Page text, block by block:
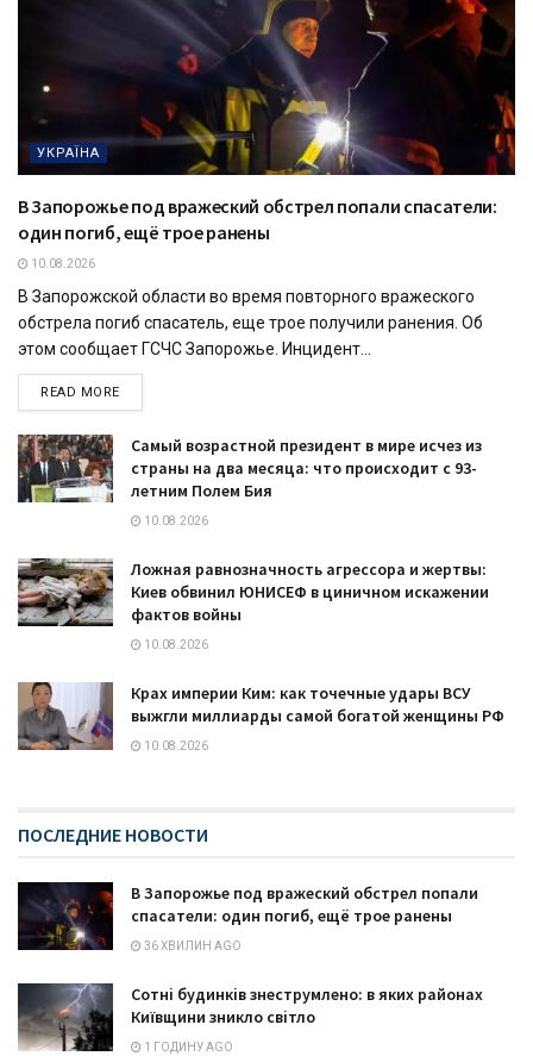
УКРАЇНА
В Запорожье под вражеский обстрел попали спасатели:
один погиб, ещё трое ранены
10.08.2026
В Запорожской области во время повторного вражеского
обстрела погиб спасатель, еще трое получили ранения. Об
этом сообщает ГСЧС Запорожье. Инцидент...
READ MORE
Самый возрастной президент в мире исчез из
страны на два месяца: что происходит с 93-
летним Полем Бия
10.08.2026
Ложная равнозначность агрессора и жертвы:
Киев обвинил ЮНИСЕФ в циничном искажении
фактов войны
10.08.2026
Крах империи Ким: как точечные удары ВСУ
выжгли миллиарды самой богатой женщины РФ
10.08.2026
ПОСЛЕДНИЕ НОВОСТИ
В Запорожье под вражеский обстрел попали
спасатели: один погиб, ещё трое ранены
36 ХВИЛИН AGO
Сотні будинків знеструмлено: в яких районах
Київщини зникло світло
1 ГОДИНУ AGO